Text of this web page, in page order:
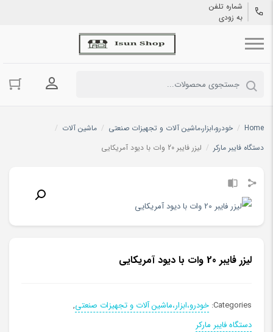
شماره تلفن
به زودی
ورود به
Home
/ خودرو،ابزار،ماشین آلات و تجهیزات صنعتی / ماشین آلات /
دستگاه فایبر مارکر / لیزر فایبر 20 وات با دیود آمریکایی
لیزر فایبر 20 وات با دیود آمریکایی
Categories: خودرو،ابزار،ماشین آلات و تجهیزات صنعتی,
دستگاه فایبر مارکر